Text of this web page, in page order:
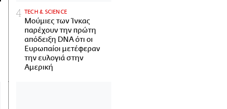
ΤECH & SCIENCE
Μούμιες των Ίνκας
παρέχουν την πρώτη
απόδειξη DNA ότι οι
Ευρωπαίοι μετέφεραν
την ευλογιά στην
Αμερική